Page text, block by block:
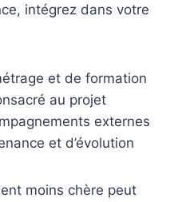
intégrez dans votre
et de formation
au projet
externes
et d’évolution
moins chère peut